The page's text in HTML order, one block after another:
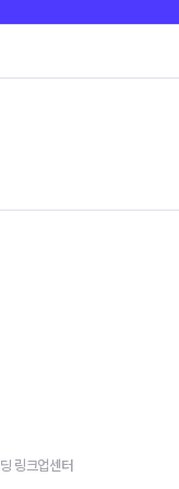
링크업센터